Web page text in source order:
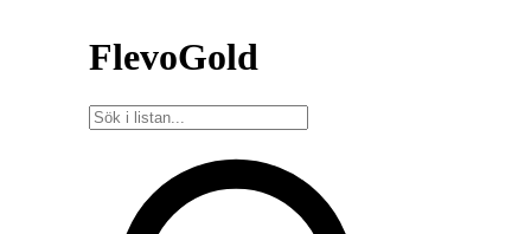
FlevoGold